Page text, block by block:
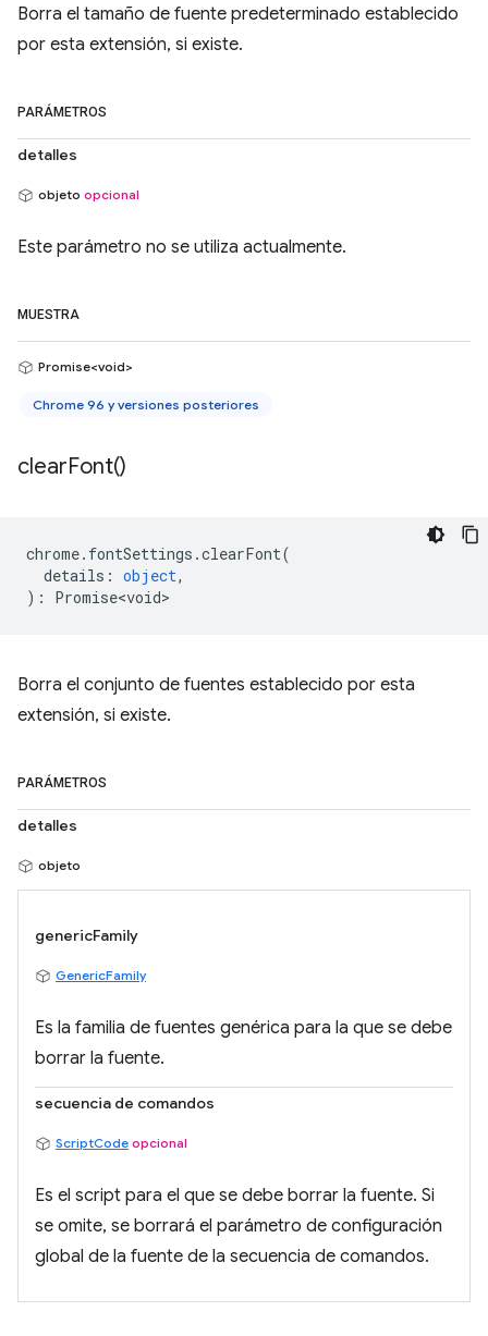
Borra el tamaño de fuente predeterminado establecido
por esta extensión, si existe.
PARÁMETROS
detalles
objeto opcional
Este parámetro no se utiliza actualmente.
MUESTRA
Promise<void>
Chrome 96 y versiones posteriores
clearFont()
chrome. fontSettings .clearFont(
details : object,
) : Promise<void>
Borra el conjunto de fuentes establecido por esta
extensión, si existe.
PARÁMETROS
detalles
objeto
genericFamily
GenericFamily
Es la familia de fuentes genérica para la que se debe
borrar la fuente.
secuencia de comandos
ScriptCode opcional
Es el script para el que se debe borrar la fuente. Si
se omite, se borrará el parámetro de configuración
global de la fuente de la secuencia de comandos.